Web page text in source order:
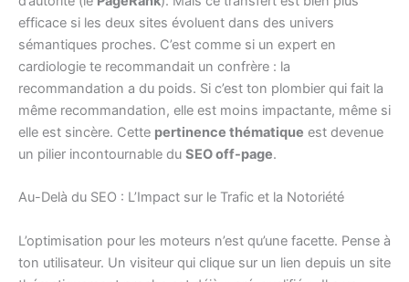
efficace si les deux sites évoluent dans des univers
sémantiques proches. C’est comme si un expert en
cardiologie te recommandait un confrère : la
recommandation a du poids. Si c’est ton plombier qui fait la
même recommandation, elle est moins impactante, même si
elle est sincère. Cette pertinence thématique est devenue
un pilier incontournable du SEO off-page.
Au-Delà du SEO : L’Impact sur le Trafic et la Notoriété
L’optimisation pour les moteurs n’est qu’une facette. Pense à
ton utilisateur. Un visiteur qui clique sur un lien depuis un site